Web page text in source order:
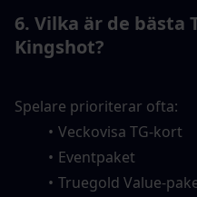
6. Vilka är de bästa
Kingshot?
Spelare prioriterar ofta:
Veckovisa TG-kort
Eventpaket
Truegold Value-